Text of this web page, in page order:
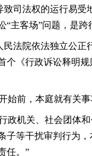
司法权的运行易受
主客场”问题，是跨
法院依法独立公正
《行政诉讼释明
始前，本庭就有关
政机关、社会团
等干扰审判行为
任。”